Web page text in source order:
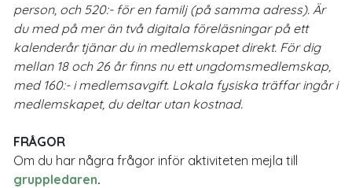
person, och 520:- för en familj (på samma adress). Är
du med på mer än två digitala föreläsningar på ett
kalenderår tjänar du in medlemskapet direkt. För dig
mellan 18 och 26 år finns nu ett ungdomsmedlemskap,
med 160:- i medlemsavgift. Lokala fysiska träffar ingår i
medlemskapet, du deltar utan kostnad.
FRÅGOR
Om du har några frågor inför aktiviteten mejla till
gruppledaren.